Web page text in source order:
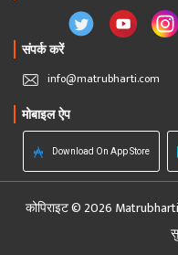
संपर्क करें
info@matrubharti.com
मोबाइल ऐप
Download On App Store
कोपिराइट © 2026